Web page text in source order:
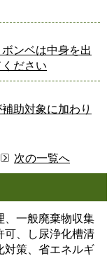
ンベは中身を出
ださい
助対象に加わり
次の一覧へ
、一般廃棄物収集
可、し尿浄化槽清
対策、省エネルギ